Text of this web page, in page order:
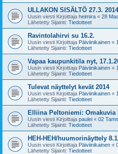
ULLAKON SISÄLTÖ 27.3. 2014
Uusin viesti Kirjoittaja heimira « 28
Lähetetty Sijainti: Tiedotteet
Ravintolahirvi su 16.2.
Uusin viesti Kirjoittaja Päiviinikainen «
Lähetetty Sijainti: Tiedotteet
Vapaa kaupunkitila nyt,
Uusin viesti Kirjoittaja Päiviinikainen «
Lähetetty Sijainti: Tiedotteet
Tulevat näyttelyt kevät 2014
Uusin viesti Kirjoittaja Päiviinikainen «
Lähetetty Sijainti: Tiedotteet
Elliina Peltoniemi: Omakuvia
Uusin viesti Kirjoittaja paulei « 02
Lähetetty Sijainti: Tiedotteet
HEH-HEH/huumorinäyttely
Uusin viesti Kirjoittaja Päiviinikainen «
Lähetetty Sijainti: Tiedotteet